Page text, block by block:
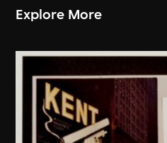
Explore More